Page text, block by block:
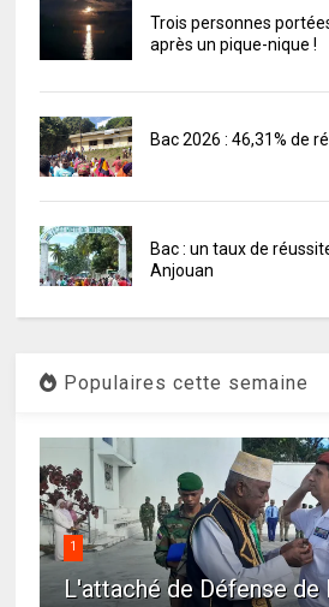
Trois personnes
après un pique-nique !
Bac 2026 : 46,31% de
Bac : un taux de
Anjouan
Populaires cette semaine
1
L'attaché de Défense de